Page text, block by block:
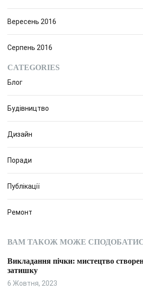
Вересень 2016
Серпень 2016
CATEGORIES
Блог
Будівництво
Дизайн
Поради
Публікації
Ремонт
ВАМ ТАКОЖ МОЖЕ
Викладання пічки: мистецтво
затишку
6 Жовтня, 2023